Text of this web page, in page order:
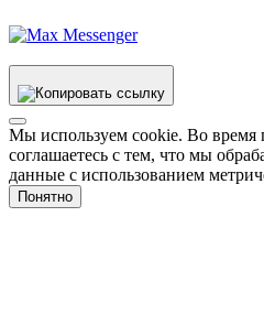
Мы используем cookie. Во время
соглашаетесь с тем, что мы
данные с использованием
Понятно